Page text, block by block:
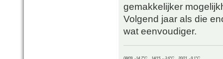
gemakkelijker
Volgend jaar als die
wat eenvoudiger.